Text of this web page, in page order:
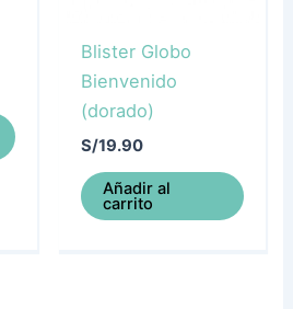
Blister Globo
Bienvenido
(dorado)
S/19.90
Añadir al
carrito